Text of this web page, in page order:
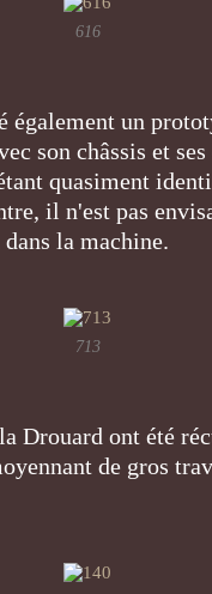
616
un
son châssis et
quasiment
il n'est pas
la machine.
713
Drouard ont été
de gros